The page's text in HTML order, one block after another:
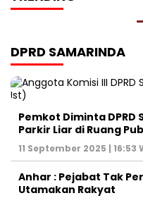
DPRD SAMARINDA
Pemkot Diminta
Parkir Liar di Ruang
11 September 2025 | 16:53
Anhar : Pejabat Tak
Utamakan Rakyat